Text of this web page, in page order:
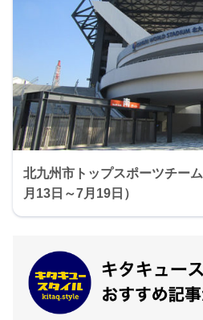
北九州市トップスポーツチー
月13日～7月19日）